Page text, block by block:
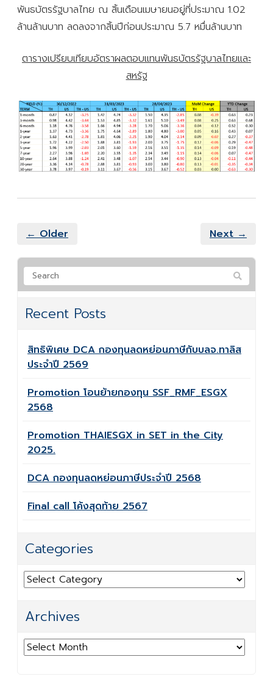
พันธบัตรรัฐบาลไทย ณ สิ้นเดือนเมษายนอยู่ที่ประมาณ 1.02
ล้านล้านบาท ลดลงจากสิ้นปีก่อนประมาณ 5.7 หมื่นล้านบาท
ตารางเปรียบเทียบอัตราผลตอบแทนพันธบัตรรัฐบาลไทยและ
สหรัฐ
← Older Next →
Recent Posts
สิทธิพิเศษ DCA กองทุนลดหย่อนภาษีกับบลจ.ทาลิส
ประจำปี 2569
Promotion โอนย้ายกองทุน SSF_RMF_ESGX
2568
Promotion THAIESGX in SET in the City
2025.
DCA กองทุนลดหย่อนภาษีประจำปี 2568
Final call โค้งสุดท้าย 2567
Categories
Categories
Archives
Archives